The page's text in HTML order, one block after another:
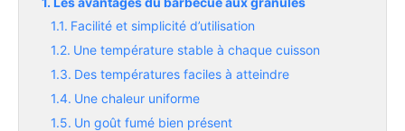
Facilité et simplicité d’utilisation
Une température stable à chaque cuisson
Des températures faciles à atteindre
Une chaleur uniforme
Un goût fumé bien présent